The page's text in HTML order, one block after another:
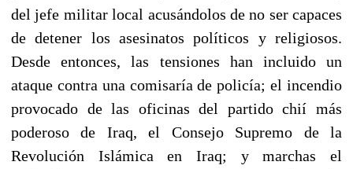
del jefe militar local acusándolos de no ser capaces
de detener los asesinatos políticos y religiosos.
Desde entonces, las tensiones han incluido un
ataque contra una comisaría de policía; el incendio
provocado de las oficinas del partido chií más
poderoso de Iraq, el Consejo Supremo de la
Revolución Islámica en Iraq; y marchas el